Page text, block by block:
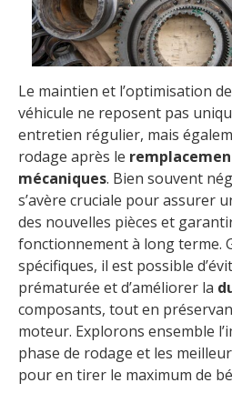
Le maintien et l’optimisation
véhicule ne reposent pas
entretien régulier, mais
rodage après le
mécaniques. Bien souvent
s’avère cruciale pour assurer
des nouvelles pièces et
fonctionnement à long terme.
spécifiques, il est possible
prématurée et d’améliorer la
composants, tout en
moteur. Explorons ensemble
phase de rodage et les
pour en tirer le maximum de